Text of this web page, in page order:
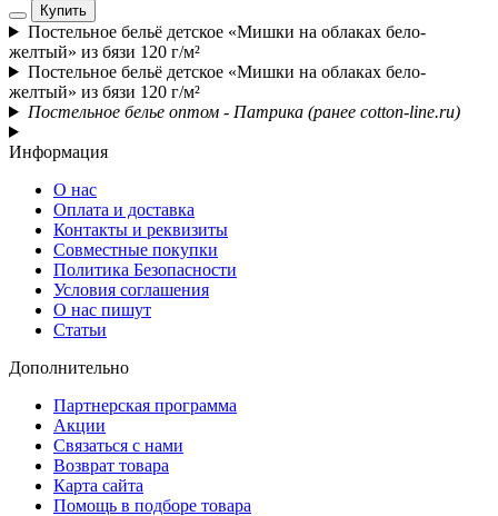
Купить
Постельное бельё детское «Мишки на облаках бело-
желтый» из бязи 120 г/м²
Постельное бельё детское «Мишки на облаках бело-
желтый» из бязи 120 г/м²
Постельное белье оптом - Патрика (ранее cotton-line.ru)
Информация
О нас
Оплата и доставка
Контакты и реквизиты
Совместные покупки
Политика Безопасности
Условия соглашения
О нас пишут
Статьи
Дополнительно
Партнерская программа
Акции
Связаться с нами
Возврат товара
Карта сайта
Помощь в подборе товара